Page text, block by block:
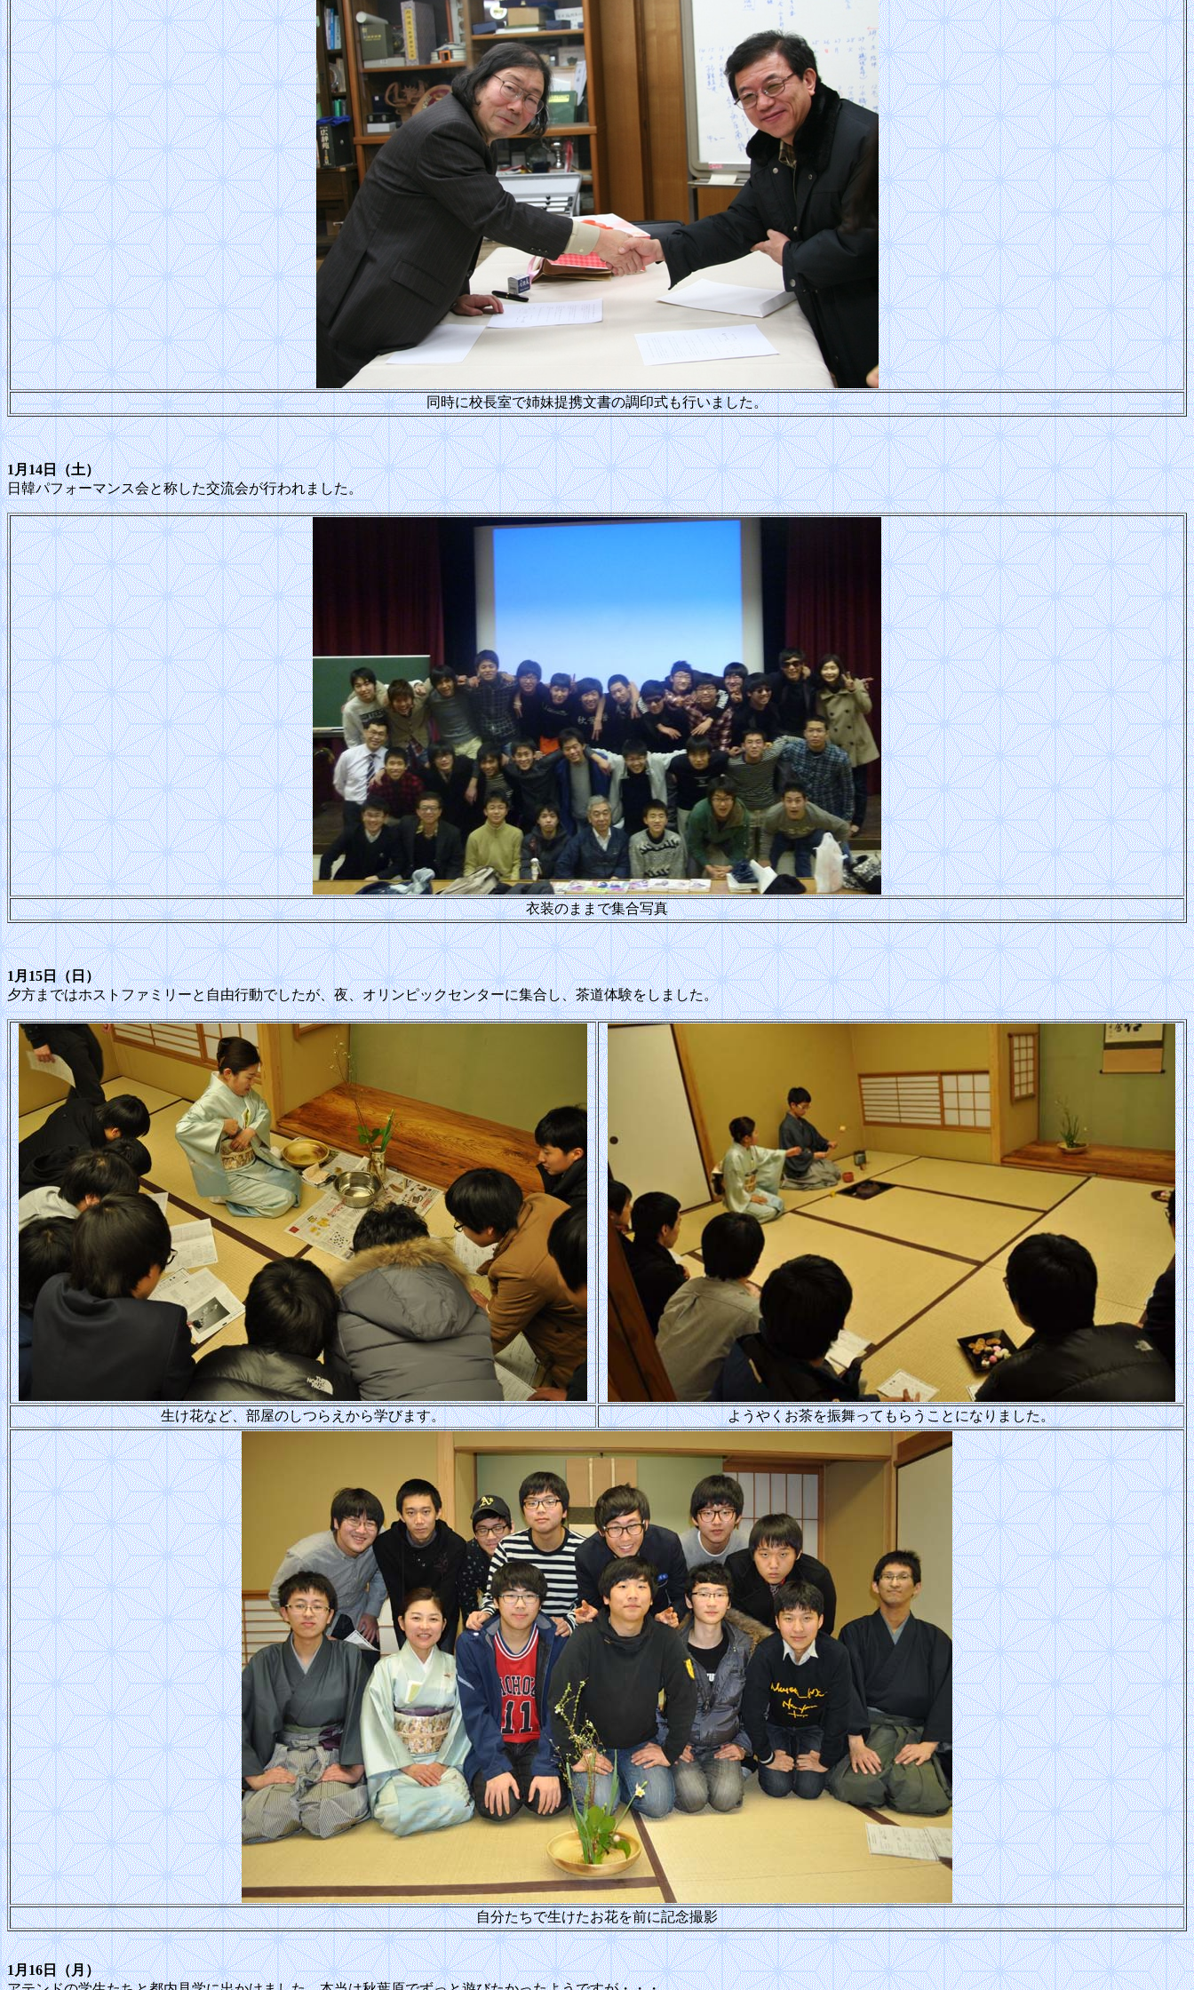
同時に校長室で姉妹提携文書の調印式も行いました。
1月14日（土）
日韓パフォーマンス会と称した交流会が行われました。
衣装のままで集合写真
1月15日（日）
夕方まではホストファミリーと自由行動でしたが、夜、オリンピックセンターに集合し、茶道体験をしました。
生け花など、部屋のしつらえから学びます。 ようやくお茶を振舞ってもらうことになりました。
自分たちで生けたお花を前に記念撮影
1月16日（月）